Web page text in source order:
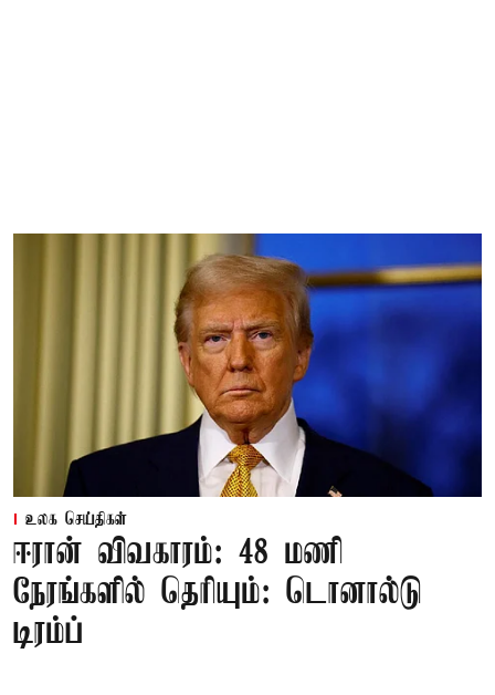
உலக செய்திகள்
ஈரான் விவகாரம்: 48 மணி
நேரங்களில் தெரியும்: டொனால்டு
டிரம்ப்